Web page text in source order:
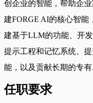
创企业的智能，帮助企
建FORGE AI的核心智
建基于LLM的功能、开
提示工程和记忆系统、
能，以及贡献长期的专
任职要求